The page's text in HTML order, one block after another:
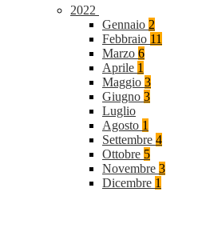
2022
Gennaio 2
Febbraio 11
Marzo 6
Aprile 1
Maggio 3
Giugno 3
Luglio
Agosto 1
Settembre 4
Ottobre 5
Novembre 3
Dicembre 1